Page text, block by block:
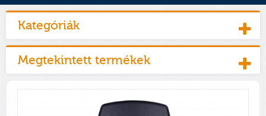
Kategóriák
Megtekintett termékek